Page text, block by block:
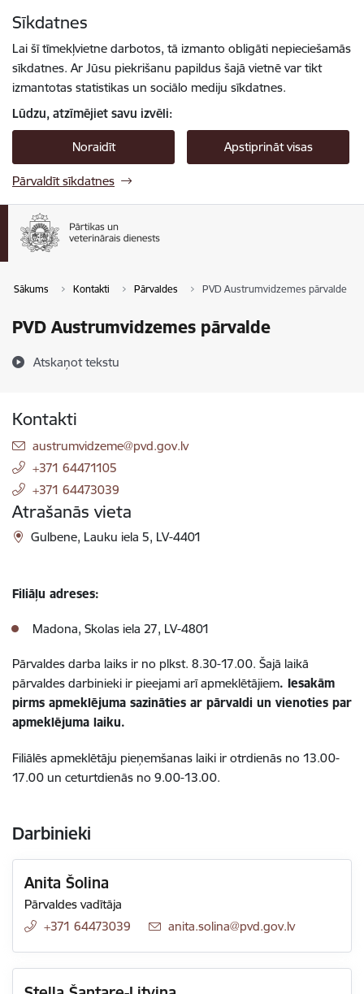
Sīkdatnes
Lai šī tīmekļvietne darbotos, tā izmanto obligāti nepieciešamās
sīkdatnes. Ar Jūsu piekrišanu papildus šajā vietnē var tikt
izmantotas statistikas un sociālo mediju sīkdatnes.
Lūdzu, atzīmējiet savu izvēli:
Noraidīt Apstiprināt visas
Pārvaldīt sīkdatnes
Sākums Kontakti Pārvaldes PVD Austrumvidzemes pārvalde
PVD Austrumvidzemes pārvalde
Atskaņot tekstu
Kontakti
E-pasts:
austrumvidzeme@pvd.gov.lv
+371 64471105
+371 64473039
Atrašanās vieta
Gulbene, Lauku iela 5, LV-4401
Filiāļu adreses:
Madona, Skolas iela 27, LV-4801
Pārvaldes darba laiks ir no plkst. 8.30-17.00. Šajā laikā
pārvaldes darbinieki ir pieejami arī apmeklētājiem. Iesakām
pirms apmeklējuma sazināties ar pārvaldi un vienoties par
apmeklējuma laiku.
Filiālēs apmeklētāju pieņemšanas laiki ir otrdienās no 13.00-
17.00 un ceturtdienās no 9.00-13.00.
Darbinieki
Anita Šolina
Pārvaldes vadītāja
+371 64473039
E-pasts:
anita.solina@pvd.gov.lv